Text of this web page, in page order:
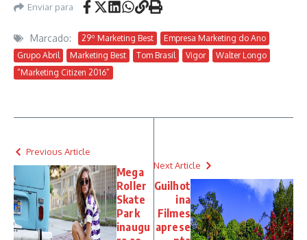
Enviar para
Marcado: 29º Marketing Best
Empresa Marketing do Ano
Grupo Abril
Marketing Best Tom Brasil Vigor
Walter Longo
“Marketing Citizen 2016”
Previous Article
Mega
Roller
Skate
Park
inaugu
Next Article
Guilhot
ina
Filmes
aprese